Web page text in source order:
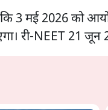
3 मई 2026 को
री-NEET 21 जून